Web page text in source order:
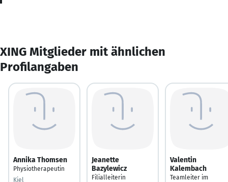
XING Mitglieder mit ähnlichen
Profilangaben
Annika Thomsen
Physiotherapeutin
Kiel
Jeanette
Bazylewicz
Filialleiterin
Valentin
Kalembach
Teamleiter im